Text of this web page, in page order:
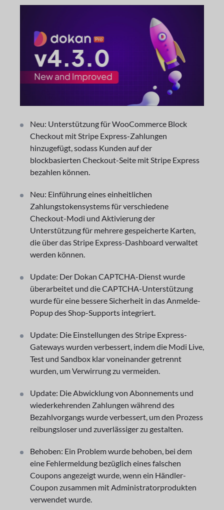
Neu: Unterstützung für WooCommerce Block
Checkout mit Stripe Express-Zahlungen
hinzugefügt, sodass Kunden auf der
blockbasierten Checkout-Seite mit Stripe Express
bezahlen können.
Neu: Einführung eines einheitlichen
Zahlungstokensystems für verschiedene
Checkout-Modi und Aktivierung der
Unterstützung für mehrere gespeicherte Karten,
die über das Stripe Express-Dashboard verwaltet
werden können.
Update: Der Dokan CAPTCHA-Dienst wurde
überarbeitet und die CAPTCHA-Unterstützung
wurde für eine bessere Sicherheit in das Anmelde-
Popup des Shop-Supports integriert.
Update: Die Einstellungen des Stripe Express-
Gateways wurden verbessert, indem die Modi Live,
Test und Sandbox klar voneinander getrennt
wurden, um Verwirrung zu vermeiden.
Update: Die Abwicklung von Abonnements und
wiederkehrenden Zahlungen während des
Bezahlvorgangs wurde verbessert, um den Prozess
reibungsloser und zuverlässiger zu gestalten.
Behoben: Ein Problem wurde behoben, bei dem
eine Fehlermeldung bezüglich eines falschen
Coupons angezeigt wurde, wenn ein Händler-
Coupon zusammen mit Administratorprodukten
verwendet wurde.